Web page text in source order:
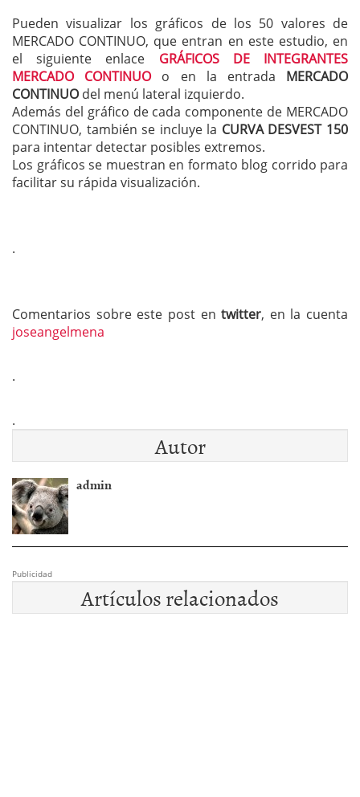
Pueden visualizar los gráficos de los 50 valores de
MERCADO CONTINUO, que entran en este estudio, en
el siguiente enlace GRÁFICOS DE INTEGRANTES
MERCADO CONTINUOo en la entrada MERCADO
CONTINUOdel menú lateral izquierdo.
Además del gráfico de cada componente de MERCADO
CONTINUO, también se incluye la CURVA DESVEST 150
para intentar detectar posibles extremos.
Los gráficos se muestran en formato blog corrido para
facilitar su rápida visualización.
.
Comentarios sobre este post entwitter, en la cuenta
joseangelmena
.
.
Autor
admin
Publicidad
Artículos relacionados